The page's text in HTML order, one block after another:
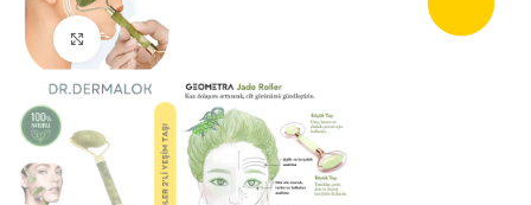
Büyütmek için tıklayın